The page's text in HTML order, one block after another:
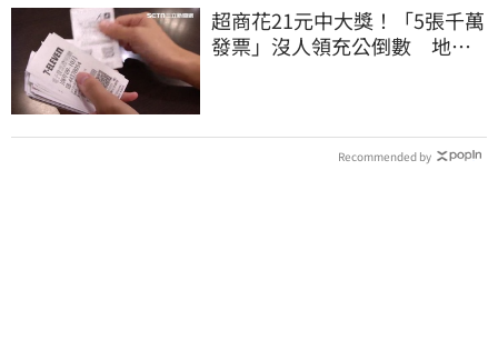
超商花21元中大獎！「5張千萬
發票」沒人領充公倒數 地點
Recommended by